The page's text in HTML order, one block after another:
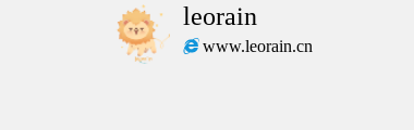
leorain
www.leorain.cn